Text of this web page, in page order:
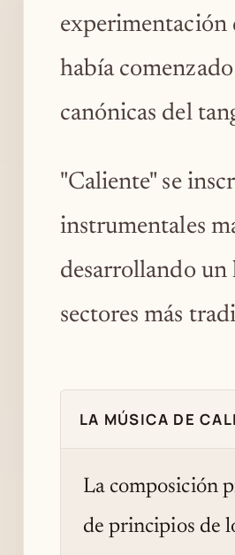
experimentación
había
canónicas del
"Caliente" se
instrumentales
desarrollando un
sectores más
LA MÚSICA DE
La composición
de principios de